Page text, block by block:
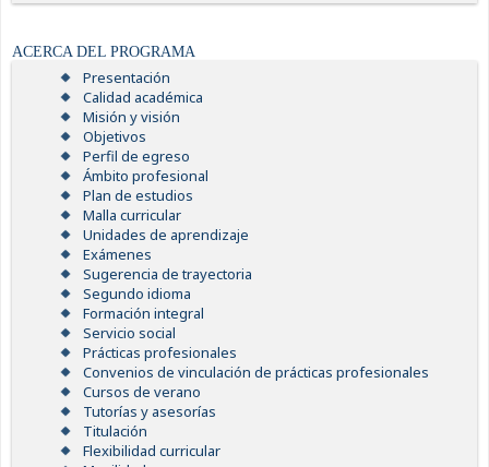
ACERCA DEL PROGRAMA
Presentación
Calidad académica
Misión y visión
Objetivos
Perfil de egreso
Ámbito profesional
Plan de estudios
Malla curricular
Unidades de aprendizaje
Exámenes
Sugerencia de trayectoria
Segundo idioma
Formación integral
Servicio social
Prácticas profesionales
Convenios de vinculación de prácticas profesionales
Cursos de verano
Tutorías y asesorías
Titulación
Flexibilidad curricular